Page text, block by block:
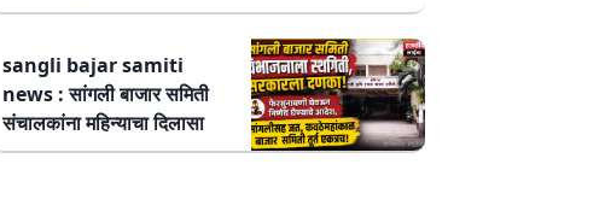
sangli bajar samiti
news : सांगली बाजार समिती
संचालकांना महिन्याचा दिलासा